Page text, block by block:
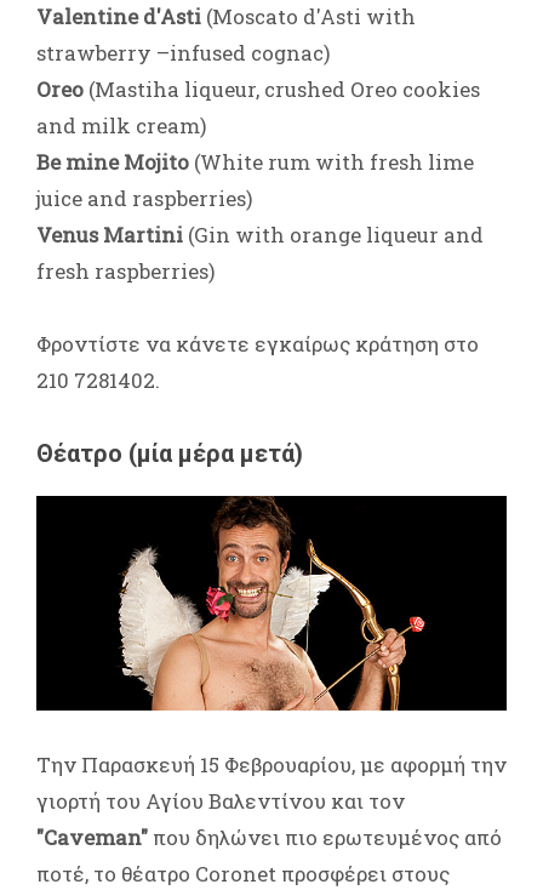
Valentine d'Asti (Moscato d'Asti with
strawberry –infused cognac)
Oreo (Mastiha liqueur, crushed Oreo cookies
and milk cream)
Be mine Mojito (White rum with fresh lime
juice and raspberries)
Venus Martini (Gin with orange liqueur and
fresh raspberries)
Φροντίστε να κάνετε εγκαίρως κράτηση στο
210 7281402.
Θέατρο (μία μέρα μετά)
Την Παρασκευή 15 Φεβρουαρίου, με αφορμή την
γιορτή του Αγίου Βαλεντίνου και τον
"Caveman" που δηλώνει πιο ερωτευμένος από
ποτέ, το θέατρο Coronet προσφέρει στους